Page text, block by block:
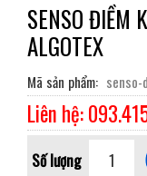
SENSO ĐIỀM
ALGOTEX
Mã sản phẩm
Liên hệ:
Số lượng